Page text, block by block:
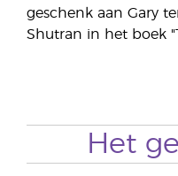
geschenk aan Gary
Shutran in het boek
Het